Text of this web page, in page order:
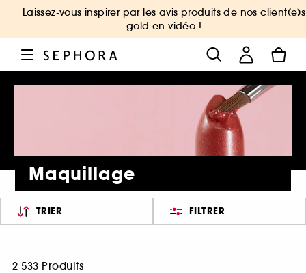
Laissez-vous inspirer par les avis produits de nos client(e)s
gold en vidéo !
Maquillage
TRIER FILTRER
2 533 Produits